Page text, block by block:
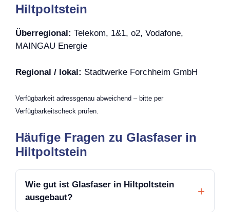
Hiltpoltstein
Überregional: Telekom, 1&1, o2, Vodafone,
MAINGAU Energie
Regional / lokal: Stadtwerke Forchheim GmbH
Verfügbarkeit adressgenau abweichend – bitte per
Verfügbarkeitscheck prüfen.
Häufige Fragen zu Glasfaser in
Hiltpoltstein
Wie gut ist Glasfaser in Hiltpoltstein
ausgebaut?